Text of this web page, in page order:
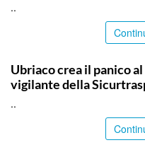
..
Ubriaco crea il panico
vigilante della
..